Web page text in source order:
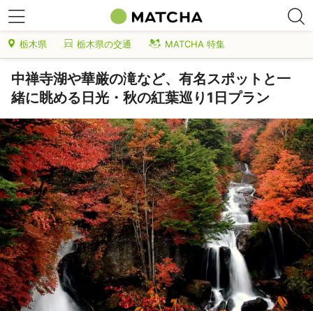
栃木県 栃木県の交通 MATCHA 特集
中禅寺湖や華厳の滝など、有名スポットと一
緒に眺める日光・秋の紅葉巡り1日プラン